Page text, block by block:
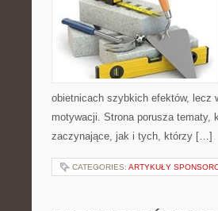
obietnicach szybkich efektów, lecz
motywacji. Strona porusza tematy,
zaczynające, jak i tych, którzy […]
CATEGORIES: ARTYKUŁY